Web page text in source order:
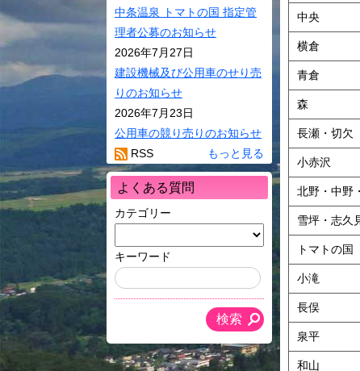
中条温泉 トマトの国 指定管
理者公募のお知らせ
2026年7月27日
建設機械及び公用車のせり売
りのお知らせ
2026年7月23日
公用車の競り売りのお知らせ
もっと見る
RSS
よくある質問
カテゴリー
キーワード
相談窓口
ペット
ケーブルテ
中央
横倉
青倉
森
長瀬・切欠
小赤沢
北野・中野
雪坪・志久
トマトの国
小滝
長俣
泉平
和山